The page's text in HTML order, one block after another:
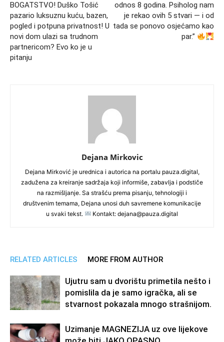
BOGATSTVO! Duško Tošić
pazario luksuznu kuću, bazen,
pogled i potpuna privatnost! U
novi dom ulazi sa trudnom
partnericom? Evo ko je u
pitanju
odnos 8 godina. Psiholog nam
je rekao ovih 5 stvari — i od
tada se ponovo osjećamo kao
par.”
Dejana Mirkovic
Dejana Mirković je urednica i autorica na portalu pauza.digital,
zadužena za kreiranje sadržaja koji informiše, zabavlja i podstiče
na razmišljanje. Sa strašću prema pisanju, tehnologiji i
društvenim temama, Dejana unosi duh savremene komunikacije
u svaki tekst.
Kontakt: dejana@pauza.digital
RELATED ARTICLES MORE FROM AUTHOR
Ujutru sam u dvorištu primetila nešto i
pomislila da je samo igračka, ali se
stvarnost pokazala mnogo strašnijom.
Uzimanje MAGNEZIJA uz ove lijekove